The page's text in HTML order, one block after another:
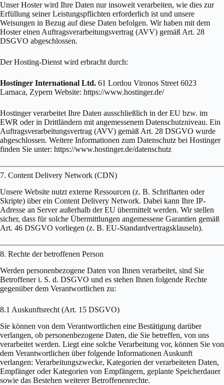
Unser Hoster wird Ihre Daten nur insoweit verarbeiten, wie dies zur
Erfüllung seiner Leistungspflichten erforderlich ist und unsere
Weisungen in Bezug auf diese Daten befolgen. Wir haben mit dem
Hoster einen Auftragsverarbeitungsvertrag (AVV) gemäß Art. 28
DSGVO abgeschlossen.
Der Hosting-Dienst wird erbracht durch:
Hostinger International Ltd. 61 Lordou Vironos Street 6023
Larnaca, Zypern Website: https://www.hostinger.de/
Hostinger verarbeitet Ihre Daten ausschließlich in der EU bzw. im
EWR oder in Drittländern mit angemessenem Datenschutzniveau. Ein
Auftragsverarbeitungsvertrag (AVV) gemäß Art. 28 DSGVO wurde
abgeschlossen. Weitere Informationen zum Datenschutz bei Hostinger
finden Sie unter: https://www.hostinger.de/datenschutz
7. Content Delivery Network (CDN)
Unsere Website nutzt externe Ressourcen (z. B. Schriftarten oder
Skripte) über ein Content Delivery Network. Dabei kann Ihre IP-
Adresse an Server außerhalb der EU übermittelt werden. Wir stellen
sicher, dass für solche Übermittlungen angemessene Garantien gemäß
Art. 46 DSGVO vorliegen (z. B. EU-Standardvertragsklauseln).
8. Rechte der betroffenen Person
Werden personenbezogene Daten von Ihnen verarbeitet, sind Sie
Betroffener i. S. d. DSGVO und es stehen Ihnen folgende Rechte
gegenüber dem Verantwortlichen zu:
8.1 Auskunftsrecht (Art. 15 DSGVO)
Sie können von dem Verantwortlichen eine Bestätigung darüber
verlangen, ob personenbezogene Daten, die Sie betreffen, von uns
verarbeitet werden. Liegt eine solche Verarbeitung vor, können Sie von
dem Verantwortlichen über folgende Informationen Auskunft
verlangen: Verarbeitungszwecke, Kategorien der verarbeiteten Daten,
Empfänger oder Kategorien von Empfängern, geplante Speicherdauer
sowie das Bestehen weiterer Betroffenenrechte.